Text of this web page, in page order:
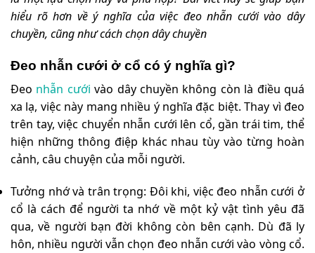
hiểu rõ hơn về ý nghĩa của việc đeo nhẫn cưới vào dây
chuyền, cũng như cách chọn dây chuyền
Đeo nhẫn cưới ở cổ có ý nghĩa gì?
Đeo nhẫn cưới vào dây chuyền không còn là điều quá
xa lạ, việc này mang nhiều ý nghĩa đặc biệt. Thay vì đeo
trên tay, việc chuyển nhẫn cưới lên cổ, gần trái tim, thể
hiện những thông điệp khác nhau tùy vào từng hoàn
cảnh, câu chuyện của mỗi người.
Tưởng nhớ và trân trọng: Đôi khi, việc đeo nhẫn cưới ở
cổ là cách để người ta nhớ về một kỷ vật tình yêu đã
qua, về người bạn đời không còn bên cạnh. Dù đã ly
hôn, nhiều người vẫn chọn đeo nhẫn cưới vào vòng cổ.